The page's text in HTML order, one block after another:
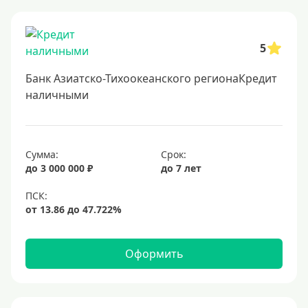
Заявка во все банки
Способы выдачи
Не выходя из дома
Онлайн на карту
Валюта
5
Банк Азиатско-Тихоокеанского регионаКредит
наличными
Сумма:
до 3 000 000 ₽
Срок:
до 7 лет
Оформить